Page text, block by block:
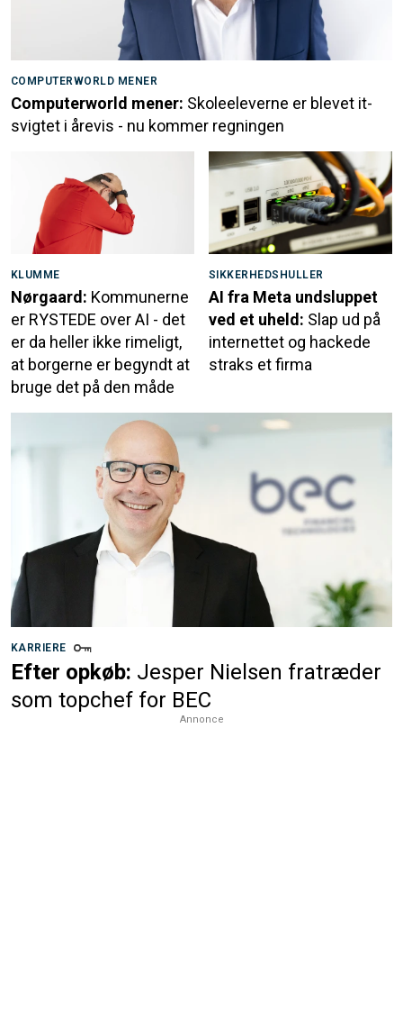
COMPUTERWORLD MENER
Computerworld mener: Skoleeleverne er blevet it-
svigtet i årevis - nu kommer regningen
KLUMME
Nørgaard: Kommunerne
er RYSTEDE over AI - det
er da heller ikke rimeligt,
at borgerne er begyndt at
bruge det på den måde
SIKKERHEDSHULLER
AI fra Meta undsluppet
ved et uheld: Slap ud på
internettet og hackede
straks et firma
KARRIERE
Efter opkøb: Jesper Nielsen fratræder
som topchef for BEC
Annonce